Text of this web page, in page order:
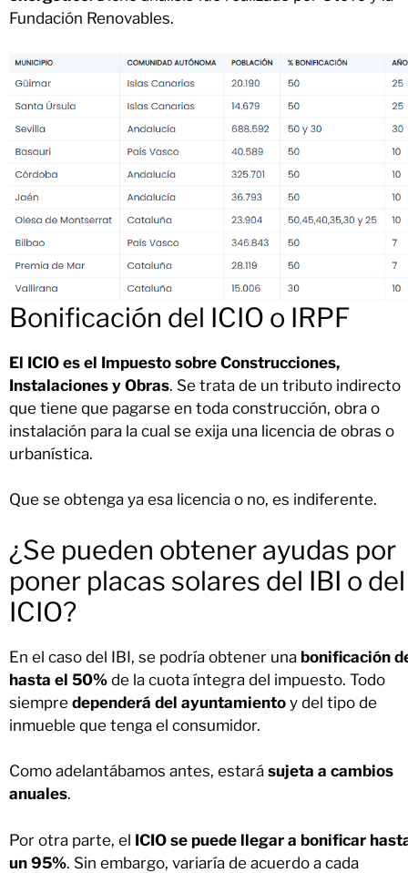
Fundación Renovables.
Bonificación del ICIO o IRPF
El ICIO es el Impuesto sobre Construcciones,
Instalaciones y Obras. Se trata de un tributo indirecto
que tiene que pagarse en toda construcción, obra o
instalación para la cual se exija una licencia de obras o
urbanística.
Que se obtenga ya esa licencia o no, es indiferente.
¿Se pueden obtener ayudas por
poner placas solares del IBI o del
ICIO?
En el caso del IBI, se podría obtener una bonificación
hasta el 50% de la cuota íntegra del impuesto. Todo
siempre dependerá del ayuntamiento y del tipo de
inmueble que tenga el consumidor.
Como adelantábamos antes, estará sujeta a cambios
anuales.
Por otra parte, el ICIO se puede llegar a bonificar
un 95%. Sin embargo, variaría de acuerdo a cada